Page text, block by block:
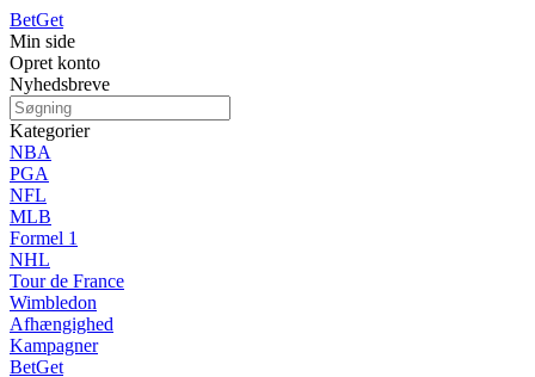
BetGet
Min side
Opret konto
Nyhedsbreve
Kategorier
NBA
PGA
NFL
MLB
Formel 1
NHL
Tour de France
Wimbledon
Afhængighed
Kampagner
BetGet